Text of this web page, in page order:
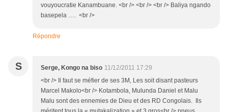
vouyoucratie Kanambuane. <br /> <br /> <br /> Baliya ngando
basepela …. <br />
Répondre
S Serge, Kongo na biso 11/12/2011 17:29
<br /> Il faut se méfier de ses 3M, Les soit disant pasteurs
Marcel Makolo<br /> Kotambola, Mulunda Daniel et Malu
Malu sont des ennemies de Dieu et des RD Congolais. Ils